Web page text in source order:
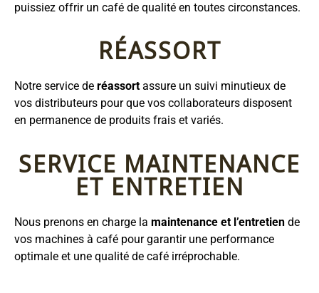
puissiez offrir un café de qualité en toutes circonstances.
RÉASSORT
Notre service de réassort assure un suivi minutieux de
vos distributeurs pour que vos collaborateurs disposent
en permanence de produits frais et variés.
SERVICE MAINTENANCE
ET ENTRETIEN
Nous prenons en charge la maintenance et l’entretien de
vos machines à café pour garantir une performance
optimale et une qualité de café irréprochable.